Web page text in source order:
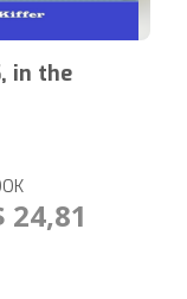
in the
24,81